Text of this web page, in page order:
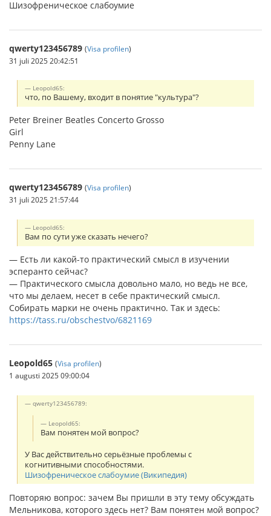
Шизофреническое слабоумие
qwerty123456789 (Visa profilen)
31 juli 2025 20:42:51
Leopold65:
что, по Вашему, входит в понятие "культура"?
Peter Breiner Beatles Concerto Grosso
Girl
Penny Lane
qwerty123456789 (Visa profilen)
31 juli 2025 21:57:44
Leopold65:
Вам по сути уже сказать нечего?
— Есть ли какой-то практический смысл в изучении
эсперанто сейчас?
— Практического смысла довольно мало, но ведь не все,
что мы делаем, несет в себе практический смысл.
Собирать марки не очень практично. Так и здесь:
https://tass.ru/obschestvo/6821169
Leopold65 (Visa profilen)
1 augusti 2025 09:00:04
qwerty123456789:
Leopold65:
Вам понятен мой вопрос?
У Вас действительно серьёзные проблемы с
когнитивными способностями.
Шизофреническое слабоумие (Википедия)
Повторяю вопрос: зачем Вы пришли в эту тему обсуждать
Мельникова, которого здесь нет? Вам понятен мой вопрос?